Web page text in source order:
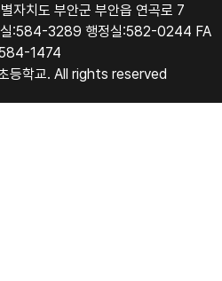
자치도 부안군 부안읍 연곡로 7
:584-3289 행정실:582-0244 FA
1474
등학교. All rights reserved